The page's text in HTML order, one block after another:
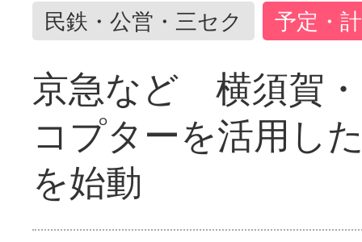
民鉄・公営・三セク 予定・
京急など 横須賀
コプターを活用し
を始動